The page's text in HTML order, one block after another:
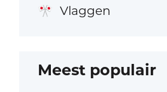
🎌 Vlaggen
Meest populair